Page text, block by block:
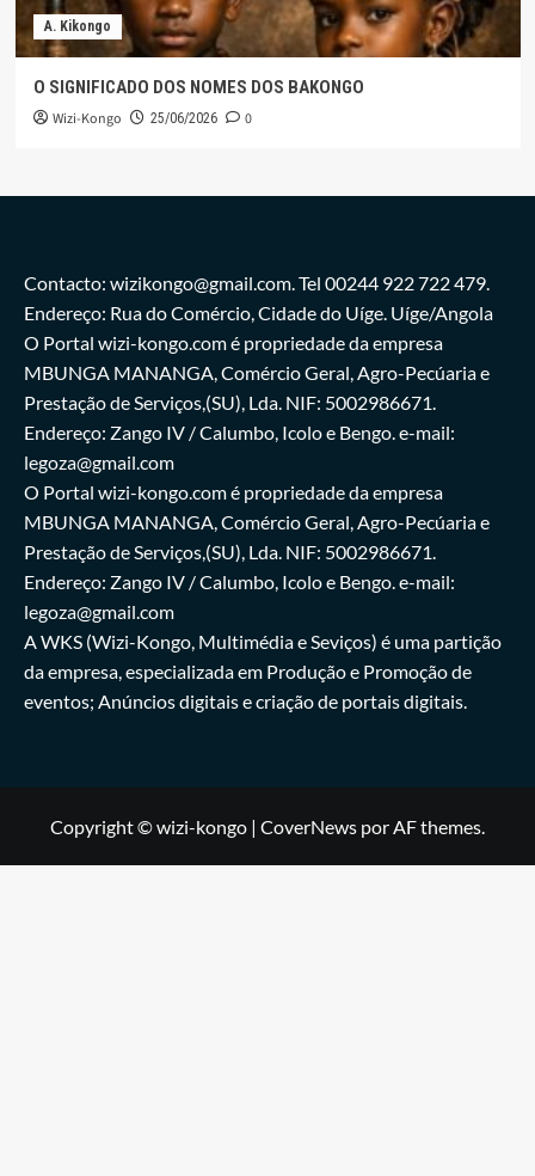
A. Kikongo
O SIGNIFICADO DOS NOMES DOS BAKONGO
Wizi-Kongo 25/06/2026 0
Contacto: wizikongo@gmail.com. Tel 00244 922 722 479.
Endereço: Rua do Comércio, Cidade do Uíge. Uíge/Angola
O Portal wizi-kongo.com é propriedade da empresa
MBUNGA MANANGA, Comércio Geral, Agro-Pecúaria e
Prestação de Serviços,(SU), Lda. NIF: 5002986671.
Endereço: Zango IV / Calumbo, Icolo e Bengo. e-mail:
legoza@gmail.com
O Portal wizi-kongo.com é propriedade da empresa
MBUNGA MANANGA, Comércio Geral, Agro-Pecúaria e
Prestação de Serviços,(SU), Lda. NIF: 5002986671.
Endereço: Zango IV / Calumbo, Icolo e Bengo. e-mail:
legoza@gmail.com
A WKS (Wizi-Kongo, Multimédia e Seviços) é uma partição
da empresa, especializada em Produção e Promoção de
eventos; Anúncios digitais e criação de portais digitais.
Copyright © wizi-kongo | CoverNews por AF themes.